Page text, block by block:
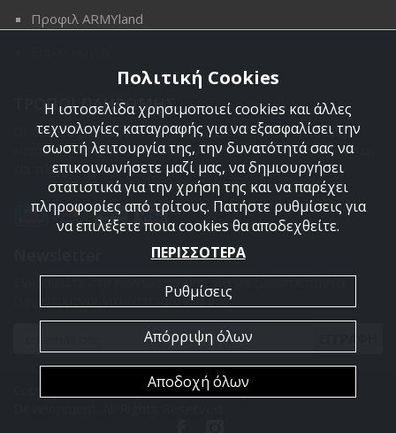
Προφιλ ARMYland
ΤΡΟΠΟΙ ΠΛΗΡΩΜΗΣ
Οι διαθέσιμοι τρόποι πληρωμής είναι η Αντικαταβολή,
κατάθεση σε τραπεζικό μας λογαριασμό, πιστωτική κάρτα
και πληρωμή με PayPal.
Εγγραφείτε στο newsletter μας για να είσαστε πάντα
ενημερωμένοι για τα προϊόντα μας.
Copyright 2026 Armyland. Powered by
Πολιτική Cookies
Η ιστοσελίδα χρησιμοποιεί cookies και άλλες
τεχνολογίες καταγραφής για να εξασφαλίσει την
σωστή λειτουργία της, την δυνατότητά σας να
επικοινωνήσετε μαζί μας, να δημιουργήσει
στατιστικά για την χρήση της και να παρέχει
πληροφορίες από τρίτους. Πατήστε ρυθμίσεις για
να επιλέξετε ποια cookies θα αποδεχθείτε.
ΠΕΡΙΣΣΟΤΕΡΑ
Ρυθμίσεις
Απόρριψη όλων
Αποδοχή όλων